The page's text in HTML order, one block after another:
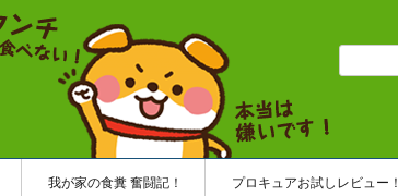
コンテンツへスキップ
我が家の食糞 奮闘記！ プロキュアお試しレビュー！